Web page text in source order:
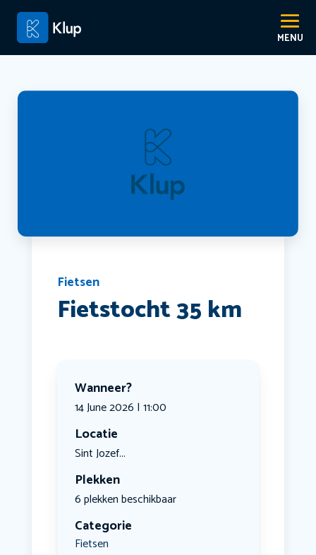
Fietsen
Fietstocht 35 km
Wanneer?
14 June 2026 | 11:00
Locatie
Sint Jozef...
Plekken
6 plekken beschikbaar
Categorie
Fietsen